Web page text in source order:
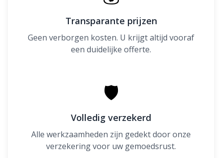
Transparante prijzen
Geen verborgen kosten. U krijgt altijd vooraf
een duidelijke offerte.
🛡
Volledig verzekerd
Alle werkzaamheden zijn gedekt door onze
verzekering voor uw gemoedsrust.